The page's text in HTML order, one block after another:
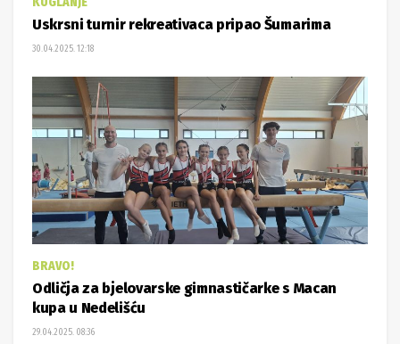
Uskrsni turnir rekreativaca pripao Šumarima
30.04.2025. 12:18
BRAVO!
Odličja za bjelovarske gimnastičarke s Macan
kupa u Nedelišću
29.04.2025. 08:36